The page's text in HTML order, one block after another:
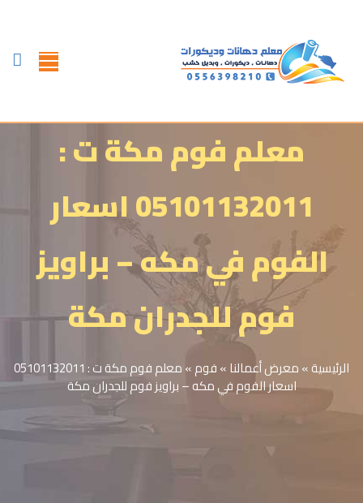
معلم فوم مكة ت :
05101132011 اسعار
الفوم في مكه – براويز
فوم للجدران مكة
الرئيسية»معرض أعمالنا‎‎»فوم» معلم فوم مكة ت : 05101132011
اسعار الفوم في مكه – براويز فوم للجدران مكة